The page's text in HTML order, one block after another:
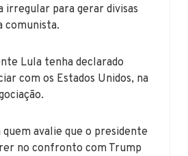
irregular para gerar divisas
comunista.
Lula tenha declarado
com os Estados Unidos, na
quem avalie que o presidente
no confronto com Trump